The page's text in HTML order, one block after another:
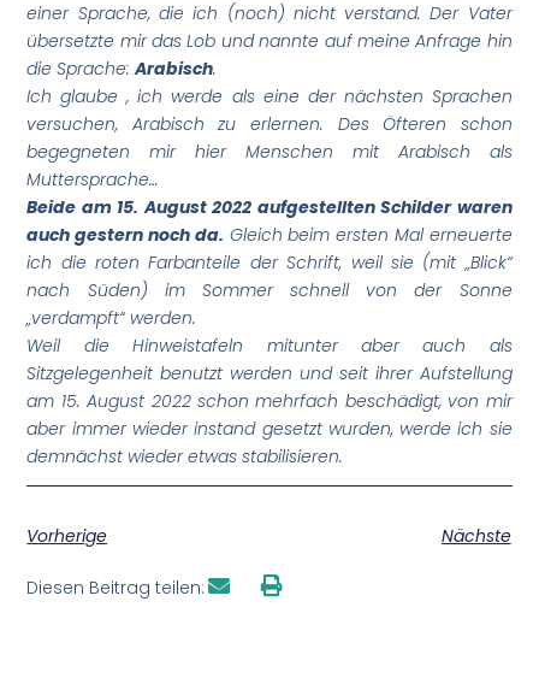
einer Sprache, die ich (noch) nicht verstand. Der Vater
übersetzte mir das Lob und nannte auf meine Anfrage hin
die Sprache:Arabisch.
Ich glaube , ich werde als eine der nächsten Sprachen
versuchen, Arabisch zu erlernen. Des Öfteren schon
begegneten mir hier Menschen mit Arabisch als
Muttersprache…
Beide am 15. August 2022 aufgestellten Schilder waren
auch gestern noch da. Gleich beim ersten Mal erneuerte
ich die roten Farbanteile der Schrift, weil sie (mit „Blick“
nach Süden) im Sommer schnell von der Sonne
„verdampft“ werden.
Weil die Hinweistafeln mitunter aber auch als
Sitzgelegenheit benutzt werden und seit ihrer Aufstellung
am 15. August 2022 schon mehrfach beschädigt, von mir
aber immer wieder instand gesetzt wurden, werde ich sie
demnächst wieder etwas stabilisieren.
Vorherige Nächste
Diesen Beitrag teilen: